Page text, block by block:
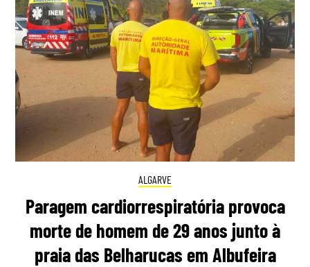
ALGARVE
Paragem cardiorrespiratória provoca
morte de homem de 29 anos junto à
praia das Belharucas em Albufeira